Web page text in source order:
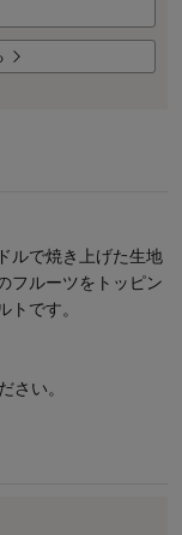
ルで焼き上げた生地
フルーツをトッピン
です。
さい。